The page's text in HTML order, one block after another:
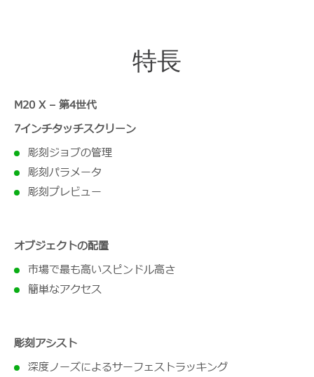
特長
M20 X – 第4世代
7インチタッチスクリーン
彫刻ジョブの管理
彫刻パラメータ
彫刻プレビュー
オブジェクトの配置
市場で最も高いスピンドル高さ
簡単なアクセス
彫刻アシスト
深度ノーズによるサーフェストラッキング